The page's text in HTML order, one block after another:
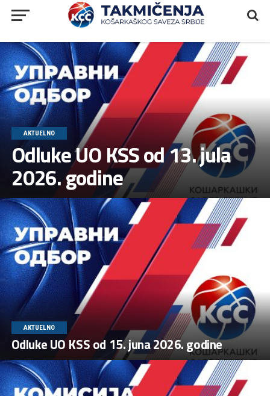
AKTUELNO
Odluke UO KSS od 13. jula
2026. godine
AKTUELNO
Odluke UO KSS od 15. juna 2026. godine